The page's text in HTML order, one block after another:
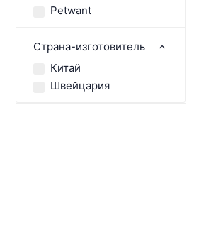
Petwant
Страна-изготовитель
Китай
Швейцария